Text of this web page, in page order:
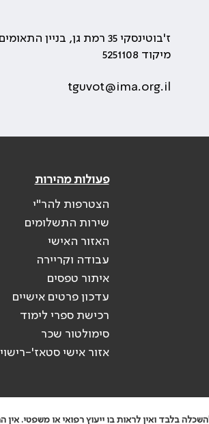
ז'בוטינסקי 35 רמת גן, בניין התאומים 2
מיקוד 5251108
tguvot@ima.org.il
פעולות מהירות
הצטרפות להר"י
שירות התשלומים
האזור האישי
עבודה וקריירה
איתור טפסים
עדכון פרטים אישיים
רכישת ספרי לימוד
סימולטור שכר
אזור אישי סטאז'-רישוי
בלבד ואין לראות בו ייעוץ רפואי או משפטי.